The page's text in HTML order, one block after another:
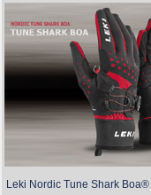
Leki Nordic Tune Shark